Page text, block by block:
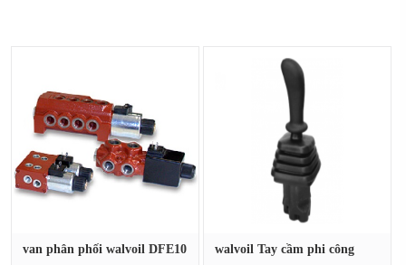
van phân phối walvoil DFE10
walvoil Tay cầm phi công